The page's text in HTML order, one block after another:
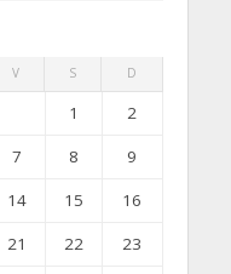
V S D
1
2
7 8
9
14 15
16
21 22
23